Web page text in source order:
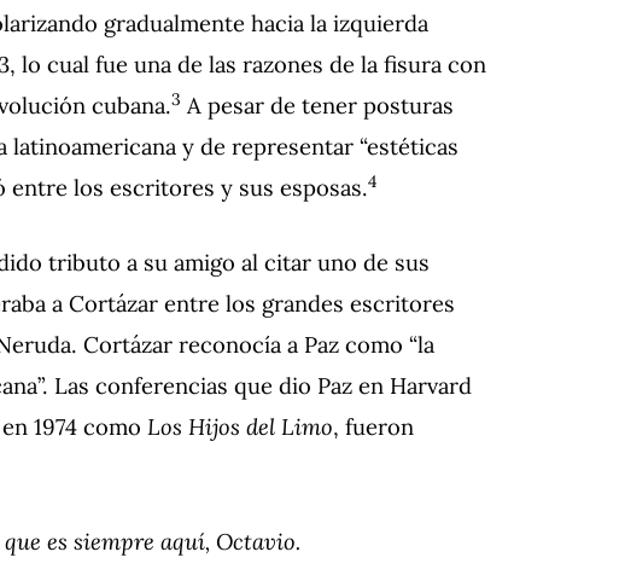
gradualmente hacia la izquierda
lo cual fue una de las razones de la fisura con
cubana.3 A pesar de tener posturas
y de representar “estéticas
entre los escritores y sus esposas.4
tributo a su amigo al citar uno de sus
a Cortázar entre los grandes escritores
Cortázar reconocía a Paz como “la
Las conferencias que dio Paz en Harvard
1974 como Los Hijos del Limo, fueron
es siempre aquí, Octavio.